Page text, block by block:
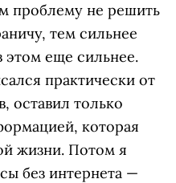
проблему не решить
тем сильнее
этом еще сильнее.
практически от
оставил только
которая
жизни. Потом я
без интернета —